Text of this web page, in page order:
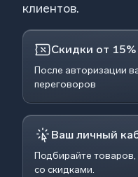
клиентов.
Скидки от 15%
После авторизации
переговоров
Ваш личный
Подбирайте
со скидками.